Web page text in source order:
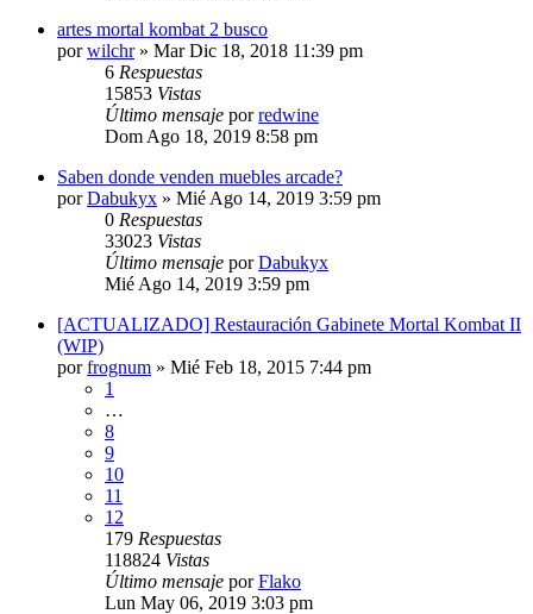
artes mortal kombat 2 busco
porwilchr» Mar Dic 18, 2018 11:39 pm
6 Respuestas
15853 Vistas
Último mensaje porredwine
Dom Ago 18, 2019 8:58 pm
Saben donde venden muebles arcade?
porDabukyx » Mié Ago 14, 2019 3:59 pm
0 Respuestas
33023 Vistas
Último mensaje porDabukyx
Mié Ago 14, 2019 3:59 pm
[ACTUALIZADO] Restauración Gabinete Mortal Kombat II
(WIP)
porfrognum » Mié Feb 18, 2015 7:44 pm
1
…
8
9
10
11
12
179 Respuestas
118824 Vistas
Último mensaje porFlako
Lun May 06, 2019 3:03 pm